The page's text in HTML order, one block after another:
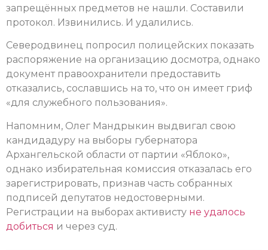
запрещённых предметов не нашли. Составили
протокол. Извинились. И удалились.
Северодвинец попросил полицейских показать
распоряжение на организацию досмотра, однако
документ правоохранители предоставить
отказались, сославшись на то, что он имеет гриф
«для служебного пользования».
Напомним, Олег Мандрыкин выдвигал свою
кандидадуру на выборы губернатора
Архангельской области от партии «Яблоко»,
однако избирательная комиссия отказалась его
зарегистрировать, признав часть собранных
подписей депутатов недостоверными.
Регистрации на выборах активисту не удалось
добиться и через суд.